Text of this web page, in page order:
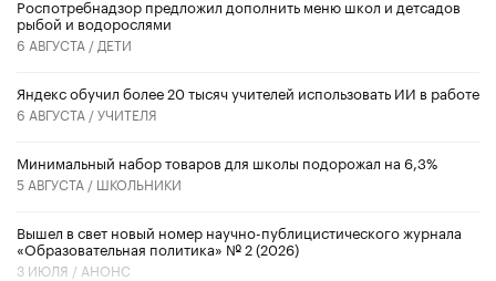
Роспотребнадзор предложил дополнить меню школ и детсадов
рыбой и водорослями
6 АВГУСТА / ДЕТИ
​Яндекс обучил более 20 тысяч учителей использовать ИИ в работе
6 АВГУСТА /УЧИТЕЛЯ
Минимальный набор товаров для школы подорожал на 6,3%
5 АВГУСТА / ШКОЛЬНИКИ
Вышел в свет новый номер научно-публицистического журнала
«Образовательная политика» № 2 (2026)
3 ИЮЛЯ / АНОНС